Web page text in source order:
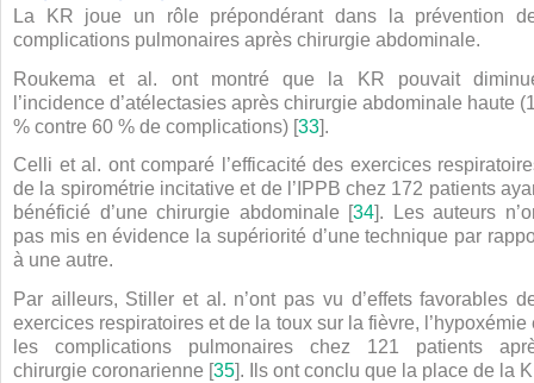
La KR joue un rôle prépondérant dans la prévention
complications pulmonaires après chirurgie abdominale.
Roukema et al. ont montré que la KR pouvait
l’incidence d’atélectasies après chirurgie abdominale haute
% contre 60 % de complications) [33].
Celli et al. ont comparé l’efficacité des exercices
de la spirométrie incitative et de l’IPPB chez 172 patients
bénéficié d’une chirurgie abdominale [34]. Les auteurs
pas mis en évidence la supériorité d’une technique par
à une autre.
Par ailleurs, Stiller et al. n’ont pas vu d’effets favorables
exercices respiratoires et de la toux sur la fièvre, l’hypoxémie
les complications pulmonaires chez 121 patients
chirurgie coronarienne [35]. Ils ont conclu que la place de la